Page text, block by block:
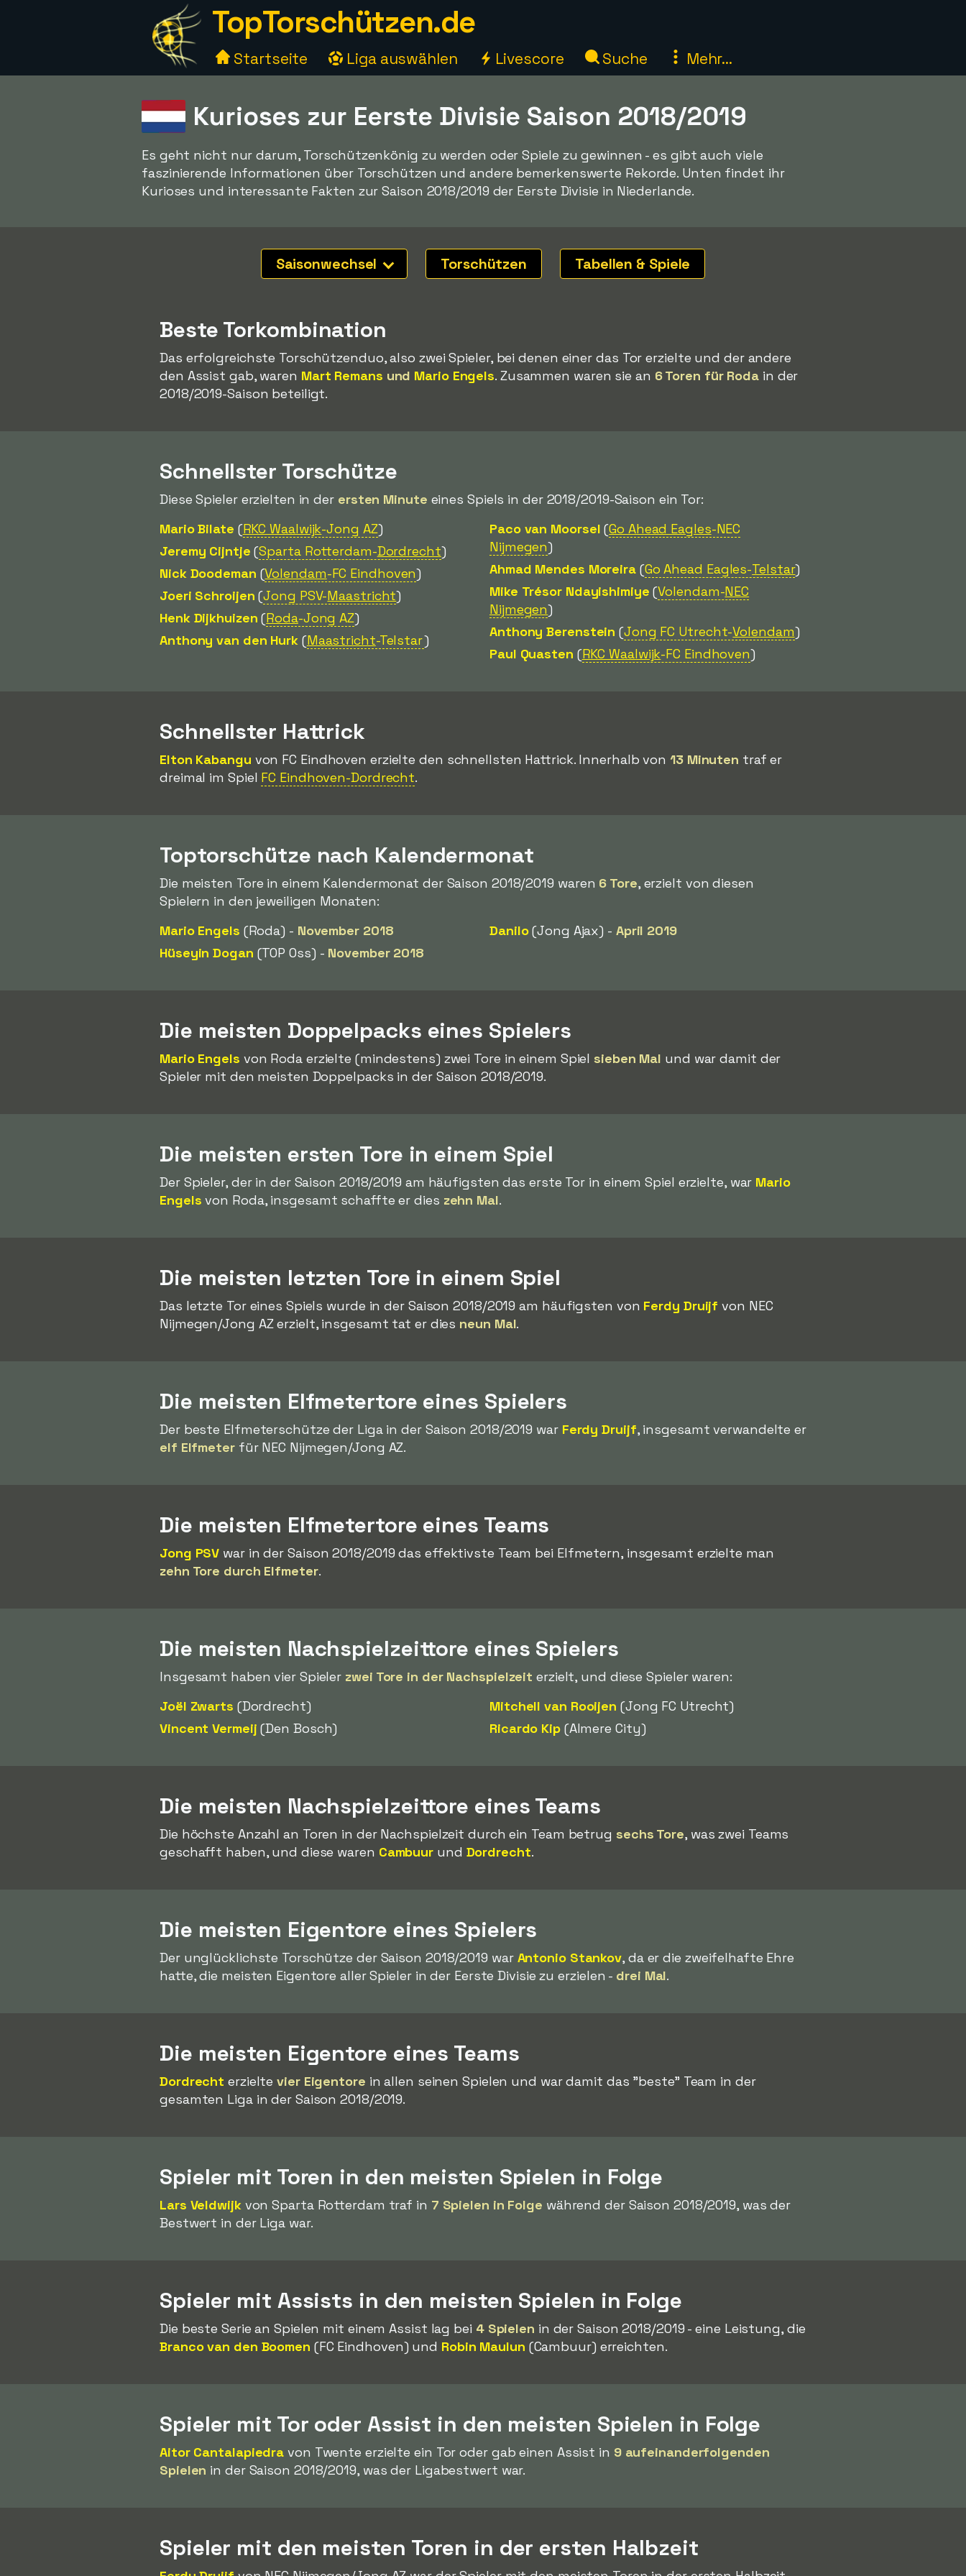
TopTorschützen.de
Startseite Liga auswählen Livescore Suche Mehr...
Kurioses zur Eerste Divisie Saison 2018/2019
Es geht nicht nur darum, Torschützenkönig zu werden oder Spiele zu gewinnen - es gibt auch viele
faszinierende Informationen über Torschützen und andere bemerkenswerte Rekorde. Unten findet ihr
Kurioses und interessante Fakten zur Saison 2018/2019 der Eerste Divisie in Niederlande.
Saisonwechsel Torschützen Tabellen & Spiele
Beste Torkombination
Das erfolgreichste Torschützenduo, also zwei Spieler, bei denen einer das Tor erzielte und der andere
den Assist gab, waren Mart Remans und Mario Engels. Zusammen waren sie an 6 Toren für Roda in der
2018/2019-Saison beteiligt.
Schnellster Torschütze
Diese Spieler erzielten in der ersten Minute eines Spiels in der 2018/2019-Saison ein Tor:
Mario Bilate (RKC Waalwijk-Jong AZ)
Jeremy Cijntje (Sparta Rotterdam-Dordrecht)
Nick Doodeman (Volendam-FC Eindhoven)
Joeri Schroijen (Jong PSV-Maastricht)
Henk Dijkhuizen (Roda-Jong AZ)
Anthony van den Hurk (Maastricht-Telstar)
Paco van Moorsel (Go Ahead Eagles-NEC
Nijmegen)
Ahmad Mendes Moreira (Go Ahead Eagles-Telstar)
Mike Trésor Ndayishimiye (Volendam-NEC
Nijmegen)
Anthony Berenstein (Jong FC Utrecht-Volendam)
Paul Quasten (RKC Waalwijk-FC Eindhoven)
Schnellster Hattrick
Elton Kabangu von FC Eindhoven erzielte den schnellsten Hattrick. Innerhalb von13 Minuten traf er
dreimal im Spiel FC Eindhoven-Dordrecht.
Toptorschütze nach Kalendermonat
Die meisten Tore in einem Kalendermonat der Saison 2018/2019 waren 6 Tore, erzielt von diesen
Spielern in den jeweiligen Monaten:
Mario Engels (Roda) - November 2018
Hüseyin Dogan (TOP Oss) - November 2018
Danilo(Jong Ajax) - April 2019
Die meisten Doppelpacks eines Spielers
Mario Engels von Roda erzielte (mindestens) zwei Tore in einem Spielsieben Mal und war damit der
Spieler mit den meisten Doppelpacks in der Saison 2018/2019.
Die meisten ersten Tore in einem Spiel
Der Spieler, der in der Saison 2018/2019 am häufigsten das erste Tor in einem Spiel erzielte, war Mario
Engels von Roda, insgesamt schaffte er dies zehn Mal.
Die meisten letzten Tore in einem Spiel
Das letzte Tor eines Spiels wurde in der Saison 2018/2019 am häufigsten von Ferdy Druijf von NEC
Nijmegen/Jong AZ erzielt, insgesamt tat er dies neun Mal.
Die meisten Elfmetertore eines Spielers
Der beste Elfmeterschütze der Liga in der Saison 2018/2019 war Ferdy Druijf, insgesamt verwandelte er
elf Elfmeterfür NEC Nijmegen/Jong AZ.
Die meisten Elfmetertore eines Teams
Jong PSV war in der Saison 2018/2019 das effektivste Team bei Elfmetern, insgesamt erzielte man
zehn Tore durch Elfmeter.
Die meisten Nachspielzeittore eines Spielers
Insgesamt haben vier Spieler zwei Tore in der Nachspielzeit erzielt, und diese Spieler waren:
Joël Zwarts (Dordrecht)
Vincent Vermeij (Den Bosch)
Mitchell van Rooijen (Jong FC Utrecht)
Ricardo Kip(Almere City)
Die meisten Nachspielzeittore eines Teams
Die höchste Anzahl an Toren in der Nachspielzeit durch ein Team betrug sechs Tore, was zwei Teams
geschafft haben, und diese waren Cambuur und Dordrecht.
Die meisten Eigentore eines Spielers
Der unglücklichste Torschütze der Saison 2018/2019 war Antonio Stankov, da er die zweifelhafte Ehre
hatte, die meisten Eigentore aller Spieler in der Eerste Divisie zu erzielen - drei Mal.
Die meisten Eigentore eines Teams
Dordrecht erzieltevier Eigentore in allen seinen Spielen und war damit das "beste" Team in der
gesamten Liga in der Saison 2018/2019.
Spieler mit Toren in den meisten Spielen in Folge
Lars Veldwijkvon Sparta Rotterdam traf in 7 Spielen in Folge während der Saison 2018/2019, was der
Bestwert in der Liga war.
Spieler mit Assists in den meisten Spielen in Folge
Die beste Serie an Spielen mit einem Assist lag bei 4 Spielen in der Saison 2018/2019 - eine Leistung, die
Branco van den Boomen (FC Eindhoven) und Robin Maulun (Cambuur) erreichten.
Spieler mit Tor oder Assist in den meisten Spielen in Folge
Aitor Cantalapiedra von Twente erzielte ein Tor oder gab einen Assist in 9 aufeinanderfolgenden
Spielen in der Saison 2018/2019, was der Ligabestwert war.
Spieler mit den meisten Toren in der ersten Halbzeit